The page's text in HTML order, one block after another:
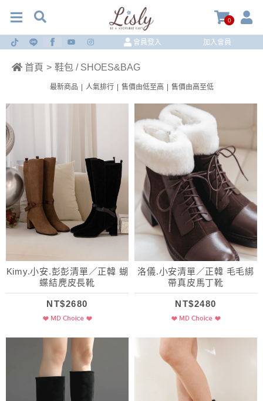
0
會員登入 加入會員
首頁 > 鞋包 / SHOES&BAG
最新商品 人氣排行 售價由低至高 售價由高至低
Kimy.小安.彭彭清單／正韓 蝴
蝶結麂皮長靴
NT$2680
洛儀.小安清單／正韓 毛毛綁
帶真皮馬丁靴
NT$2480